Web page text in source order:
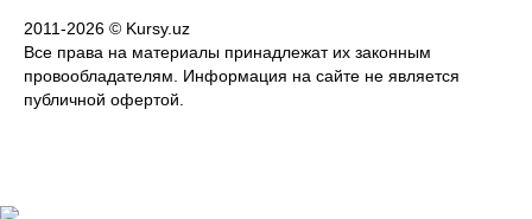
2011-2026 © Kursy.uz
Все права на материалы принадлежат их законным
провообладателям. Информация на сайте не является
публичной офертой.